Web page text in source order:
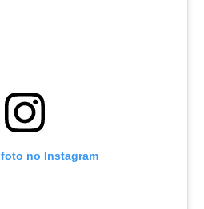
foto no Instagram